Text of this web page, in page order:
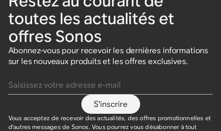
toutes les actualités et
offres Sonos
Abonnez-vous pour recevoir les dernières informations
sur les nouveaux produits et les offres exclusives.
S'inscrire
Vous acceptez de recevoir des actualités, des offres promotionnelles et
d'autres messages de Sonos. Vous pourrez vous désabonner à tout